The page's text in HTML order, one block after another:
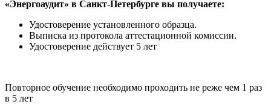
«Энергоаудит» в Санкт-Петербурге вы получаете:
Удостоверение установленного образца.
Выписка из протокола аттестационной комиссии.
Удостоверение действует 5 лет
Повторное обучение необходимо проходить не реже чем 1 раз
в 5 лет